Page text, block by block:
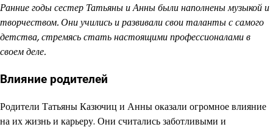
Ранние годы сестер Татьяны и Анны были наполнены музыкой и
творчеством. Они учились и развивали свои таланты с самого
детства, стремясь стать настоящими профессионалами в
своем деле.
Влияние родителей
Родители Татьяны Казючиц и Анны оказали огромное влияние
на их жизнь и карьеру. Они считались заботливыми и